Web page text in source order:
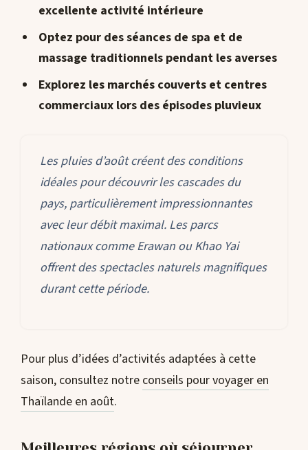
excellente activité intérieure
Optez pour des séances de spa et de
massage traditionnels pendant les averses
Explorez les marchés couverts et centres
commerciaux lors des épisodes pluvieux
Les pluies d’août créent des conditions
idéales pour découvrir les cascades du
pays, particulièrement impressionnantes
avec leur débit maximal. Les parcs
nationaux comme Erawan ou Khao Yai
offrent des spectacles naturels magnifiques
durant cette période.
Pour plus d’idées d’activités adaptées à cette
saison, consultez notre conseils pour voyager en
Thaïlande en août.